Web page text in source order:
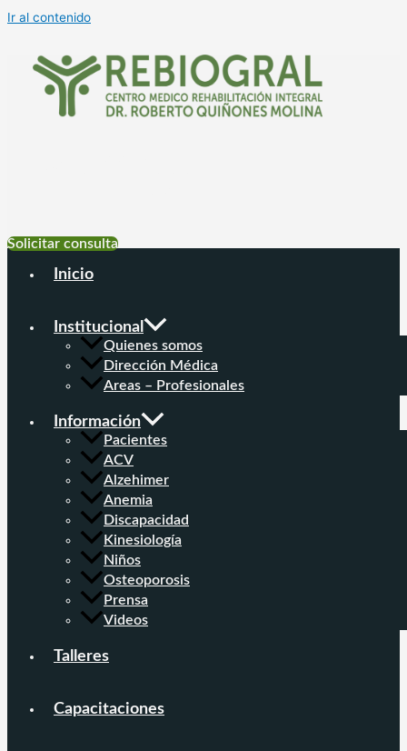
Ir al contenido
Solicitar consulta
Inicio
Institucional
Quienes somos
Dirección Médica
Areas – Profesionales
Información
Pacientes
ACV
Alzehimer
Anemia
Discapacidad
Kinesiología
Niños
Osteoporosis
Prensa
Videos
Talleres
Capacitaciones